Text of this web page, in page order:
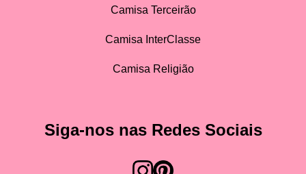
Camisa Terceirão
Camisa InterClasse
Camisa Religião
Siga-nos nas Redes Sociais